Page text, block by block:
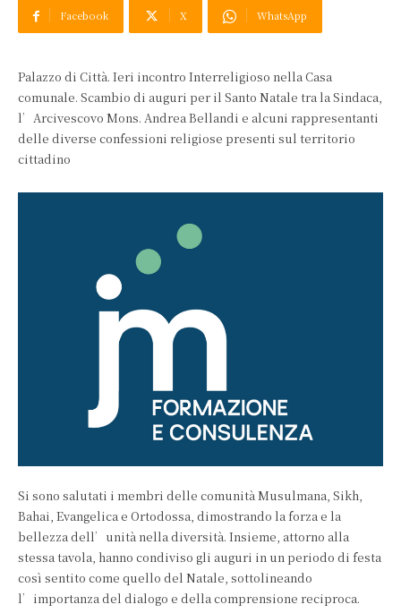
Facebook X WhatsApp
Palazzo di Città. Ieri incontro Interreligioso nella Casa
comunale. Scambio di auguri per il Santo Natale tra la Sindaca,
l’Arcivescovo Mons. Andrea Bellandi e alcuni rappresentanti
delle diverse confessioni religiose presenti sul territorio
cittadino
Si sono salutati i membri delle comunità Musulmana, Sikh,
Bahai, Evangelica e Ortodossa, dimostrando la forza e la
bellezza dell’unità nella diversità. Insieme, attorno alla
stessa tavola, hanno condiviso gli auguri in un periodo di festa
così sentito come quello del Natale, sottolineando
l’importanza del dialogo e della comprensione reciproca.